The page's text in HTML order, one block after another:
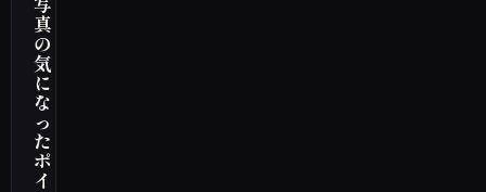
真
の
気
に
な
っ
た
ポ
イ